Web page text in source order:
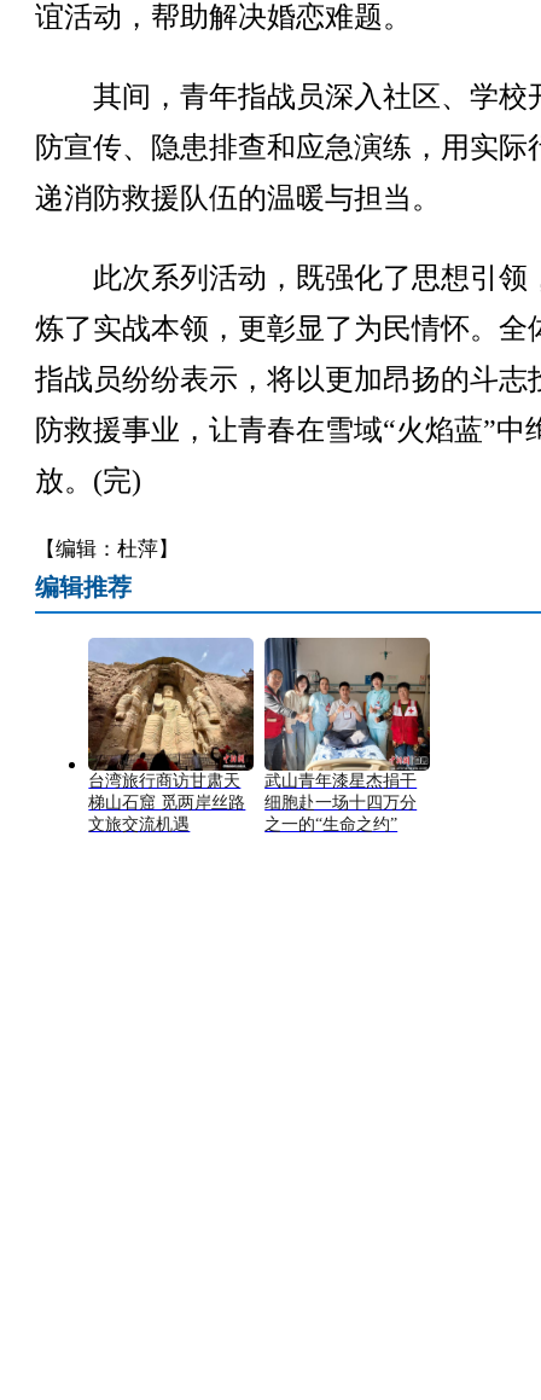
谊活动，帮助解决婚恋难题。
其间，青年指战员深入社区、学校
防宣传、隐患排查和应急演练，用实际
递消防救援队伍的温暖与担当。
此次系列活动，既强化了思想引领
炼了实战本领，更彰显了为民情怀。全
指战员纷纷表示，将以更加昂扬的斗志
防救援事业，让青春在雪域“火焰蓝”中
放。(完)
【编辑：杜萍】
编辑推荐
台湾旅行商访甘肃天
梯山石窟 觅两岸丝路
文旅交流机遇
武山青年漆星杰捐干
细胞赴一场十四万分
之一的“生命之约”